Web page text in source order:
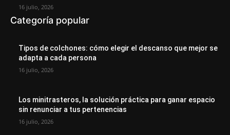
16 julio, 2026
Categoría popular
Tipos de colchones: cómo elegir el descanso que mejor se
adapta a cada persona
16 julio, 2026
Los minitrasteros, la solución práctica para ganar espacio
sin renunciar a tus pertenencias
16 julio, 2026